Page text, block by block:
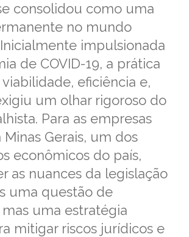
consolidou como uma
no mundo
impulsionada
de COVID-19, a prática
eficiência e,
um olhar rigoroso do
Para as empresas
Gerais, um dos
econômicos do país,
as nuances da legislação
uma questão de
uma estratégia
mitigar riscos jurídicos e